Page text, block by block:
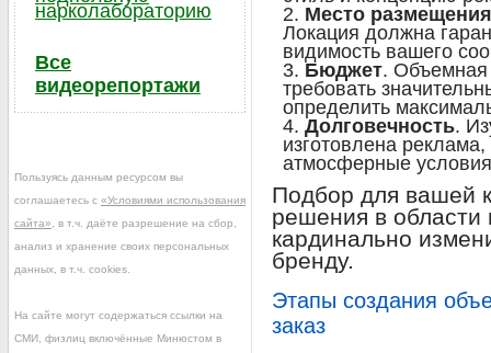
Место размещения
Локация должна
видимость вашего
Бюджет. Объемная
требовать
определить
Долговечность.
изготовлена
атмосферные
Подбор для вашей
решения в
кардинально
бренду.
Этапы создания
заказ
нарколабораторию
Все
видеорепортажи
Пользуясь данным ресурсом вы
соглашаетесь с «Условиями использования
сайта» , в т.ч. даёте разрешение на сбор,
анализ и хранение своих персональных
данных, в т.ч. cookies.
На сайте могут содержаться ссылки на
СМИ, физлиц включённые Минюстом в